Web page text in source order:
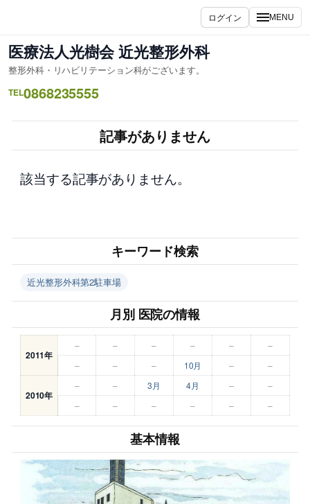
を
ス
キ
ッ
ログイン MENU
医療法人光樹会 近光整形外科
整形外科・リハビリテーション科がございます。
TEL0868235555
記事がありません
該当する記事がありません。
キーワード検索
近光整形外科第2駐車場
月別 医院の情報
2011年
– – – – –
–
–
– – 10月 – –
2010年
– – 3月 4月 –
–
–
– – – – –
基本情報